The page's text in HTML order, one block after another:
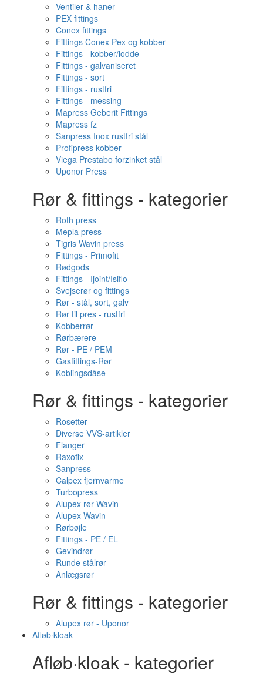
Ventiler & haner
PEX fittings
Conex fittings
Fittings Conex Pex og kobber
Fittings - kobber/lodde
Fittings - galvaniseret
Fittings - sort
Fittings - rustfri
Fittings - messing
Mapress Geberit Fittings
Mapress fz
Sanpress Inox rustfri stål
Profipress kobber
Viega Prestabo forzinket stål
Uponor Press
Rør & fittings - kategorier
Roth press
Mepla press
Tigris Wavin press
Fittings - Primofit
Rødgods
Fittings - Ijoint/Isiflo
Svejserør og fittings
Rør - stål, sort, galv
Rør til pres - rustfri
Kobberrør
Rørbærere
Rør - PE / PEM
Gasfittings-Rør
Koblingsdåse
Rør & fittings - kategorier
Rosetter
Diverse VVS-artikler
Flanger
Raxofix
Sanpress
Calpex fjernvarme
Turbopress
Alupex rør Wavin
Alupex Wavin
Rørbøjle
Fittings - PE / EL
Gevindrør
Runde stålrør
Anlægsrør
Rør & fittings - kategorier
Alupex rør - Uponor
Afløb·kloak
Afløb·kloak - kategorier